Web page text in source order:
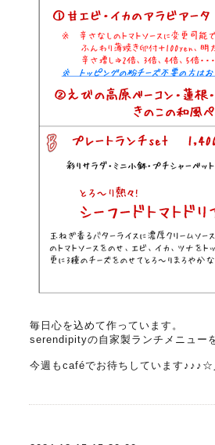
毎日心を込めて作っています。
serendipityの自家製ランチメニュー
今週もcaféでお待ちしています♪♪♪☆